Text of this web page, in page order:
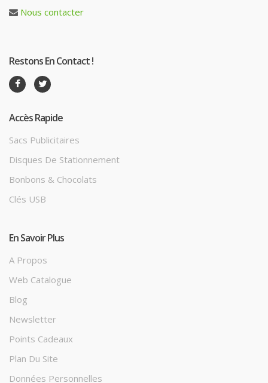
Nous contacter
Restons En Contact !
Accès Rapide
Sacs Publicitaires
Disques De Stationnement
Bonbons & Chocolats
Clés USB
En Savoir Plus
A Propos
Web Catalogue
Blog
Newsletter
Points Cadeaux
Plan Du Site
Données Personnelles